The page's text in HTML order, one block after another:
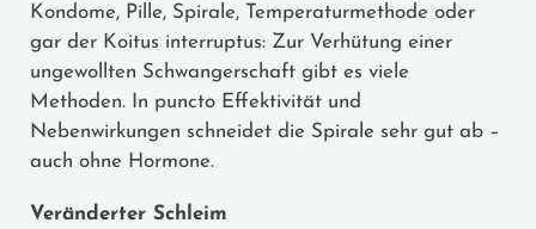
Kondome, Pille, Spirale, Temperaturmethode oder
gar der Koitus interruptus: Zur Verhütung einer
ungewollten Schwangerschaft gibt es viele
Methoden. In puncto Effektivität und
Nebenwirkungen schneidet die Spirale sehr gut ab –
auch ohne Hormone.
Veränderter Schleim